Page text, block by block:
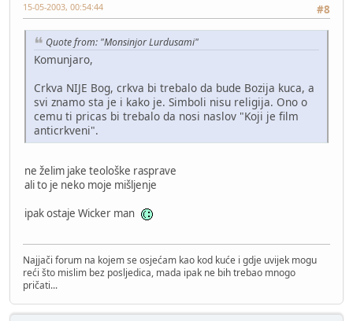
#8
15-05-2003, 00:54:44
Quote from: "Monsinjor Lurdusami"
Komunjaro,
Crkva NIJE Bog, crkva bi trebalo da bude Bozija kuca, a
svi znamo sta je i kako je. Simboli nisu religija. Ono o
cemu ti pricas bi trebalo da nosi naslov "Koji je film
anticrkveni".
ne želim jake teološke rasprave
ali to je neko moje mišljenje
ipak ostaje Wicker man
Najjači forum na kojem se osjećam kao kod kuće i gdje uvijek mogu
reći što mislim bez posljedica, mada ipak ne bih trebao mnogo
pričati...